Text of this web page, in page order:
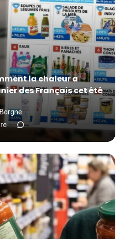
la chaleur a
des Français cet été